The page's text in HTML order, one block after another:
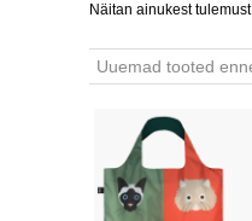
Näitan ainukest tulemust